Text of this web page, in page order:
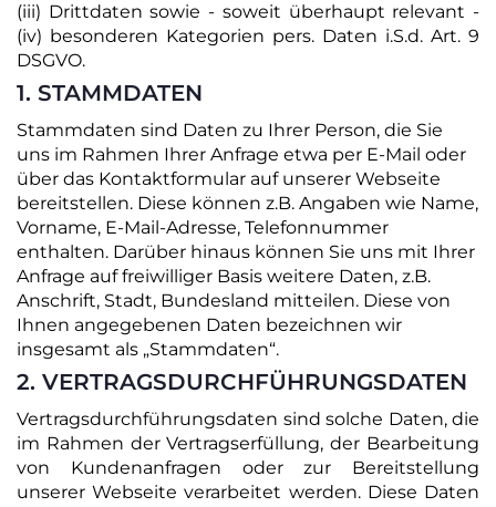
(iii) Drittdaten sowie - soweit überhaupt relevant -
(iv) besonderen Kategorien pers. Daten i.S.d. Art. 9
DSGVO.
1. STAMMDATEN
Stammdaten sind Daten zu Ihrer Person, die Sie
uns im Rahmen Ihrer Anfrage etwa per E-Mail oder
über das Kontaktformular auf unserer Webseite
bereitstellen. Diese können z.B. Angaben wie Name,
Vorname, E-Mail-Adresse, Telefonnummer
enthalten. Darüber hinaus können Sie uns mit Ihrer
Anfrage auf freiwilliger Basis weitere Daten, z.B.
Anschrift, Stadt, Bundesland mitteilen. Diese von
Ihnen angegebenen Daten bezeichnen wir
insgesamt als „Stammdaten“.
2. VERTRAGSDURCHFÜHRUNGSDATEN
Vertragsdurchführungsdaten sind solche Daten, die
im Rahmen der Vertragserfüllung, der Bearbeitung
von Kundenanfragen oder zur Bereitstellung
unserer Webseite verarbeitet werden. Diese Daten